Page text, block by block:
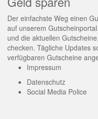
Der einfachste Weg einen
auf unserem
und die aktuellen
checken. Tägliche Updates
verfügbaren Gutscheine
Impressum
Datenschutz
Social Media Police